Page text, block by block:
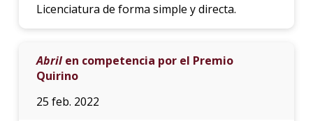
Licenciatura de forma simple y directa.
Abrilen competencia por el Premio
Quirino
25 feb. 2022